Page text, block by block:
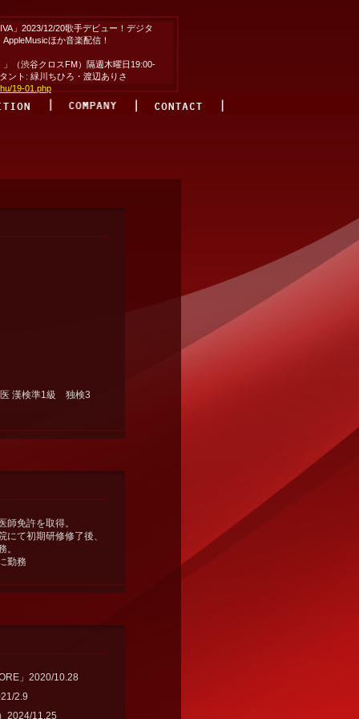
」2023/12/20歌手デビュー！デジタ
ほか音楽配信！
（渋谷クロスFM）隔週木曜日19:00-
ト: 緑川ちひろ・渡辺ありさ
19-01.php
医 漢検準1級 独検3
師免許を取得。
にて初期研修修了後、
。
勤務
」2020/10.28
2.9
2024/11.25